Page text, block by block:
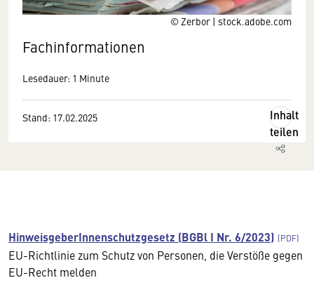
© Zerbor | stock.adobe.com
Fachinformationen
Lesedauer: 1 Minute
Stand: 17.02.2025
Inhalt
teilen
HinweisgeberInnenschutzgesetz (BGBl I Nr. 6/2023)
EU-Richtlinie zum Schutz von Personen, die Verstöße gegen
EU-Recht melden